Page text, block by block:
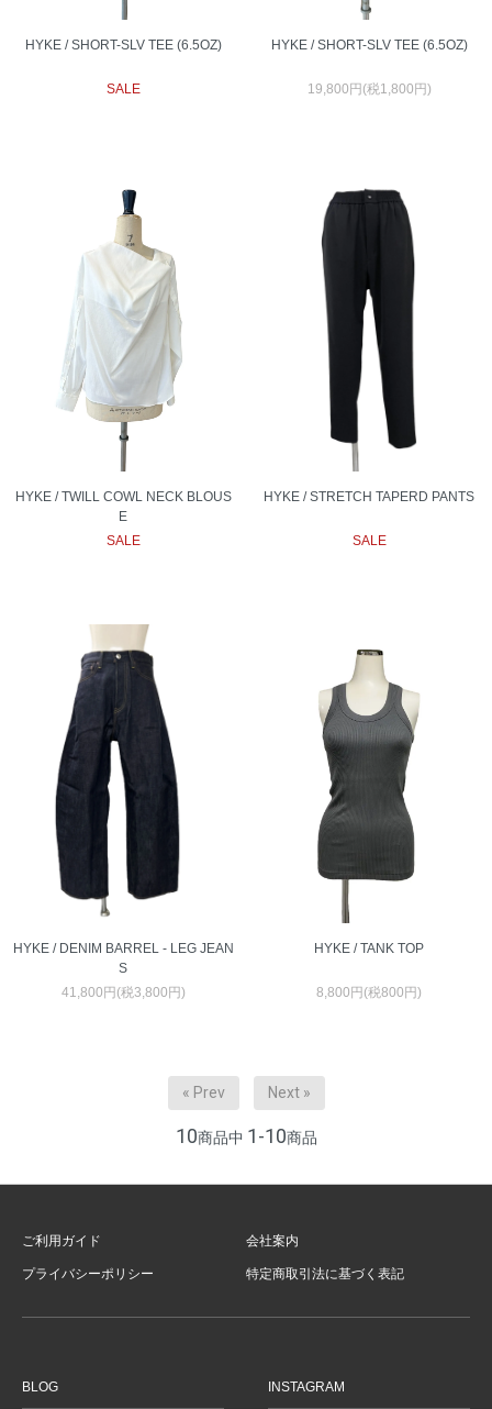
HYKE / SHORT-SLV TEE (6.5OZ)
SALE
HYKE / SHORT-SLV TEE (6.5OZ)
19,800円(税1,800円)
HYKE / TWILL COWL NECK BLOUS
E
SALE
HYKE / STRETCH TAPERD PANTS
SALE
HYKE / DENIM BARREL - LEG JEAN
S
41,800円(税3,800円)
HYKE / TANK TOP
8,800円(税800円)
« Prev Next »
10商品中 1-10商品
ご利用ガイド 会社案内
プライバシーポリシー 特定商取引法に基づく表記
BLOG INSTAGRAM